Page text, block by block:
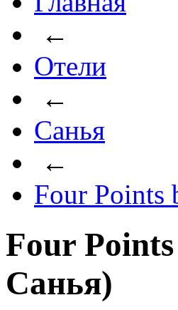
←
Отели
←
Санья
←
Four Points
Four
Санья)